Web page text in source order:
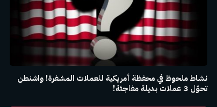
نشاط ملحوظ في محفظة أمريكية للعملات المشفرة! واشنطن
تحوّل 3 عملات بديلة مفاجئة!